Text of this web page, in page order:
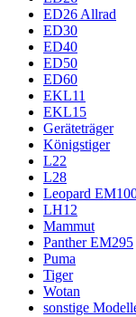
ED26 Allrad
ED30
ED40
ED50
ED60
EKL11
EKL15
Geräteträger
Königstiger
L22
L28
Leopard
LH12
Mammut
Panther EM295
Puma
Tiger
Wotan
sonstige